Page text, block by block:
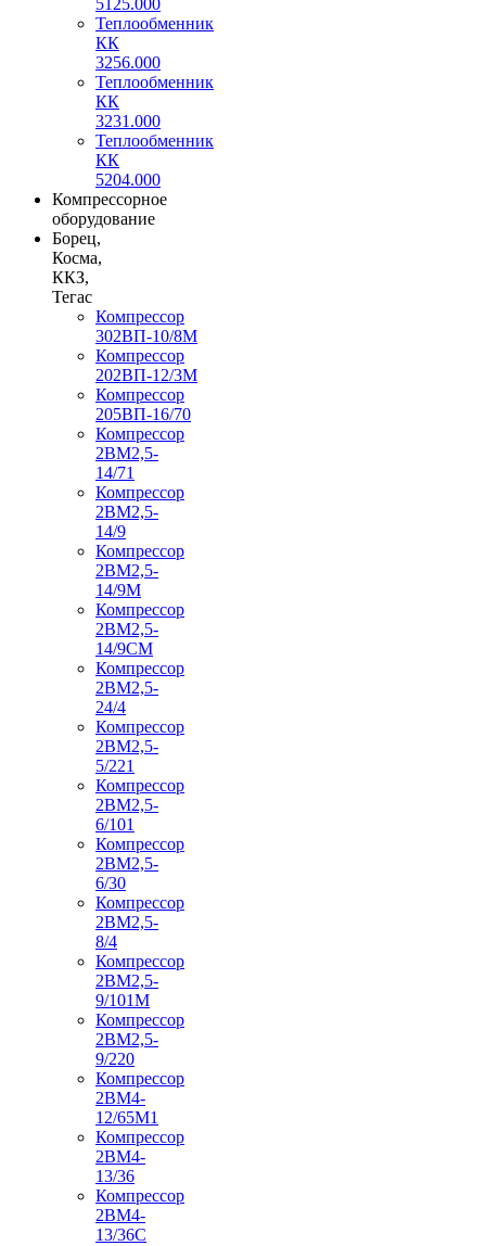
Теплообменник
КК
3256.000
Теплообменник
КК
3231.000
Теплообменник
КК
5204.000
Компрессорное
оборудование
Борец,
Косма,
ККЗ,
Тегас
Компрессор
302ВП-10/8М
Компрессор
202ВП-12/3М
Компрессор
205ВП-16/70
Компрессор
2ВМ2,5-
14/71
Компрессор
2ВМ2,5-
14/9
Компрессор
2ВМ2,5-
14/9М
Компрессор
2ВМ2,5-
14/9СМ
Компрессор
2ВМ2,5-
24/4
Компрессор
2ВМ2,5-
5/221
Компрессор
2ВМ2,5-
6/101
Компрессор
2ВМ2,5-
6/30
Компрессор
2ВМ2,5-
8/4
Компрессор
2ВМ2,5-
9/101М
Компрессор
2ВМ2,5-
9/220
Компрессор
2ВМ4-
12/65М1
Компрессор
2ВМ4-
13/36
Компрессор
2ВМ4-
13/36С